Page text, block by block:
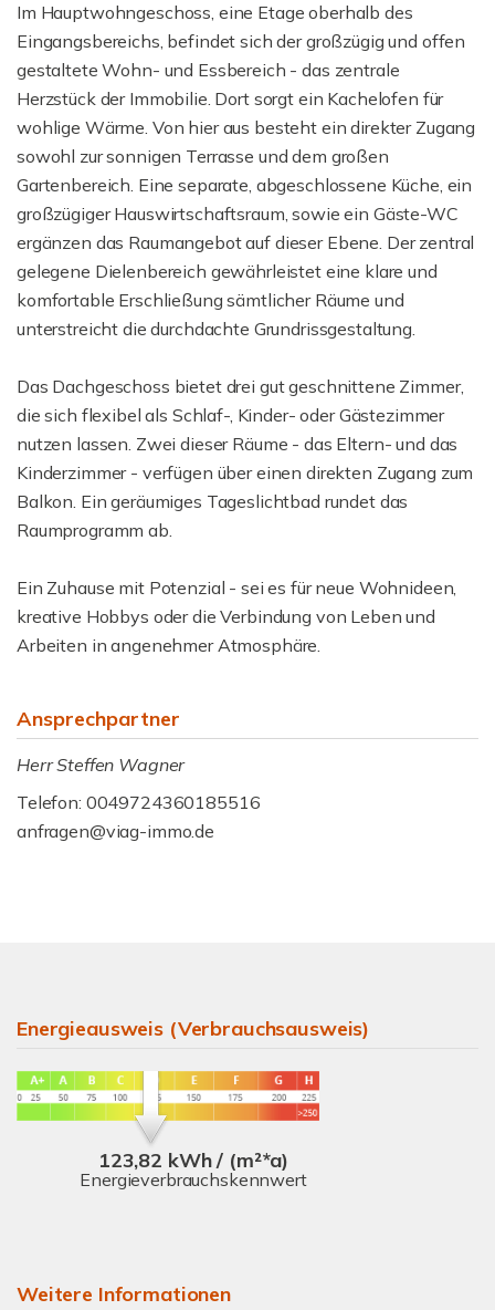
Im Hauptwohngeschoss, eine Etage oberhalb des
Eingangsbereichs, befindet sich der großzügig und offen
gestaltete Wohn- und Essbereich - das zentrale
Herzstück der Immobilie. Dort sorgt ein Kachelofen für
wohlige Wärme. Von hier aus besteht ein direkter Zugang
sowohl zur sonnigen Terrasse und dem großen
Gartenbereich. Eine separate, abgeschlossene Küche, ein
großzügiger Hauswirtschaftsraum, sowie ein Gäste-WC
ergänzen das Raumangebot auf dieser Ebene. Der zentral
gelegene Dielenbereich gewährleistet eine klare und
komfortable Erschließung sämtlicher Räume und
unterstreicht die durchdachte Grundrissgestaltung.
Das Dachgeschoss bietet drei gut geschnittene Zimmer,
die sich flexibel als Schlaf-, Kinder- oder Gästezimmer
nutzen lassen. Zwei dieser Räume - das Eltern- und das
Kinderzimmer - verfügen über einen direkten Zugang zum
Balkon. Ein geräumiges Tageslichtbad rundet das
Raumprogramm ab.
Ein Zuhause mit Potenzial - sei es für neue Wohnideen,
kreative Hobbys oder die Verbindung von Leben und
Arbeiten in angenehmer Atmosphäre.
Ansprechpartner
Herr Steffen Wagner
Telefon: 0049724360185516
anfragen@viag-immo.de
Energieausweis (Verbrauchsausweis)
123,82 kWh / (m²*a)
Energieverbrauchskennwert
Weitere Informationen